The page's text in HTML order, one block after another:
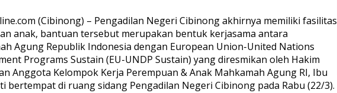
(Cibinong) – Pengadilan Negeri Cibinong akhirnya memiliki fasilitas
anak, bantuan tersebut merupakan bentuk kerjasama antara
Agung Republik Indonesia dengan European Union-United Nations
Programs Sustain (EU-UNDP Sustain) yang diresmikan oleh Hakim
Anggota Kelompok Kerja Perempuan & Anak Mahkamah Agung RI, Ibu
bertempat di ruang sidang Pengadilan Negeri Cibinong pada Rabu (22/3).